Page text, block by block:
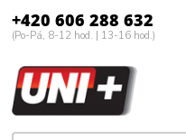
+420 606 288 632
(Po-Pá, 8-12 hod. | 13-16 hod.)